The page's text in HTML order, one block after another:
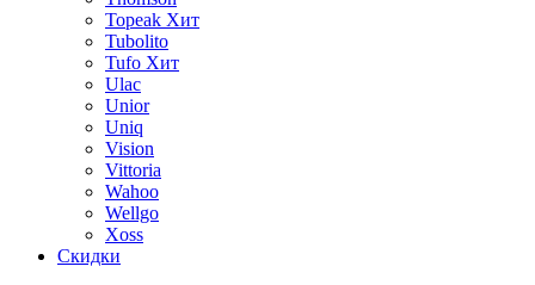
Topeak Хит
Tubolito
Tufo Хит
Ulac
Unior
Uniq
Vision
Vittoria
Wahoo
Wellgo
Xoss
Скидки